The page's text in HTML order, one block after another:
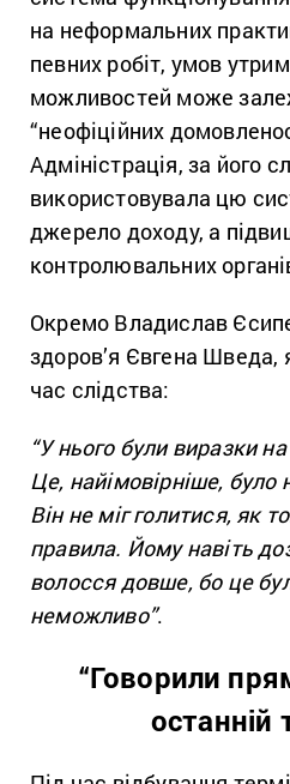
на неформальних
певних робіт, умов
можливостей може
“неофіційних
Адміністрація, за його
використовувала цю
джерело доходу, а
контролювальних
Окремо Владислав
здоров’я Євгена Шведа,
час слідства:
“У нього були виразки
Це, найімовірніше, було
Він не міг голитися, як
правила. Йому навіть
волосся довше, бо це
неможливо”.
“Говорили
останній